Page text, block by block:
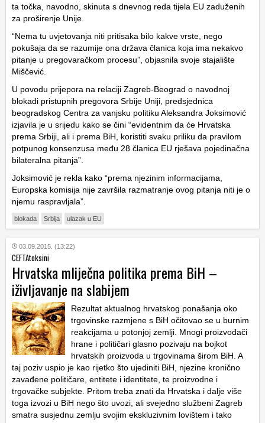
ta točka, navodno, skinuta s dnevnog reda tijela EU zaduženih
za proširenje Unije.
“Nema tu uvjetovanja niti pritisaka bilo kakve vrste, nego
pokušaja da se razumije ona država članica koja ima nekakvo
pitanje u pregovaračkom procesu”, objasnila svoje stajalište
Miščević.
U povodu prijepora na relaciji Zagreb-Beograd o navodnoj
blokadi pristupnih pregovora Srbije Uniji, predsjednica
beogradskog Centra za vanjsku politiku Aleksandra Joksimović
izjavila je u srijedu kako se čini “evidentnim da će Hrvatska
prema Srbiji, ali i prema BiH, koristiti svaku priliku da pravilom
potpunog konsenzusa među 28 članica EU rješava pojedinačna
bilateralna pitanja”.
Joksimović je rekla kako “prema njezinim informacijama,
Europska komisija nije završila razmatranje ovog pitanja niti je o
njemu raspravljala”.
blokada Srbija ulazak u EU
03.09.2015. (13:22)
CEFTAtoksini
Hrvatska mliječna politika prema BiH –
iživljavanje na slabijem
Rezultat aktualnog hrvatskog ponašanja oko
trgovinske razmjene s BiH očitovao se u burnim
reakcijama u potonjoj zemlji. Mnogi proizvođači
hrane i političari glasno pozivaju na bojkot
hrvatskih proizvoda u trgovinama širom BiH. A
taj poziv uspio je kao rijetko što ujediniti BiH, njezine kronično
zavađene političare, entitete i identitete, te proizvodne i
trgovačke subjekte. Pritom treba znati da Hrvatska i dalje više
toga izvozi u BiH nego što uvozi, ali svejedno službeni Zagreb
smatra susjednu zemlju svojim ekskluzivnim lovištem i tako